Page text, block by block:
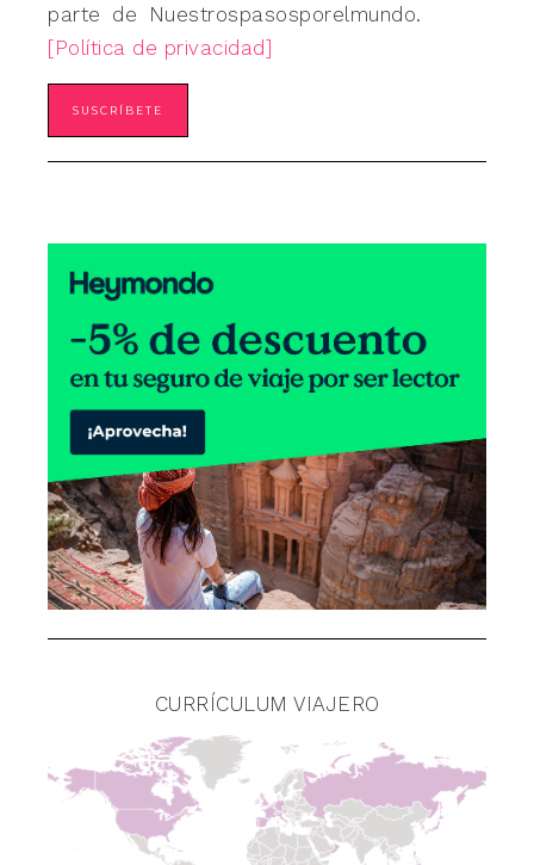
parte de Nuestrospasosporelmundo.
[Política de privacidad]
CURRÍCULUM VIAJERO